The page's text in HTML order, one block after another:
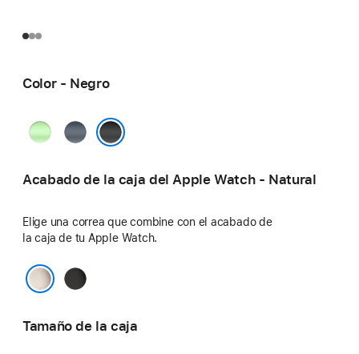
Color - Negro
VerdeAzul
náutico
Acabado de la caja del Apple Watch - Natural
Elige una correa que combine con el acabado de
la caja de tu Apple Watch.
Negro
Tamaño de la caja